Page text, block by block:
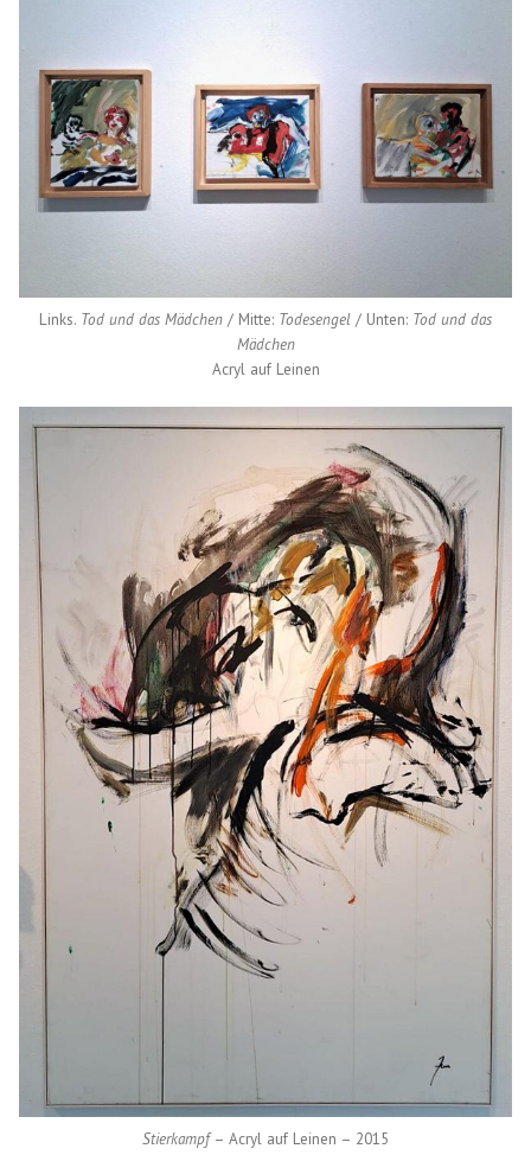
Links. Tod und das Mädchen / Mitte: Todesengel / Unten: Tod und das
Mädchen
Acryl auf Leinen
Stierkampf– Acryl auf Leinen – 2015